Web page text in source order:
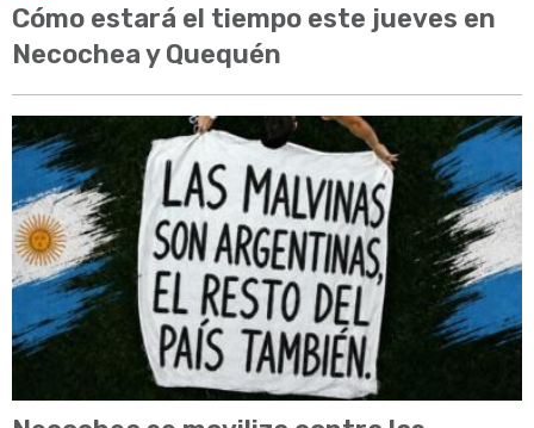
Cómo estará el tiempo este jueves en
Necochea y Quequén